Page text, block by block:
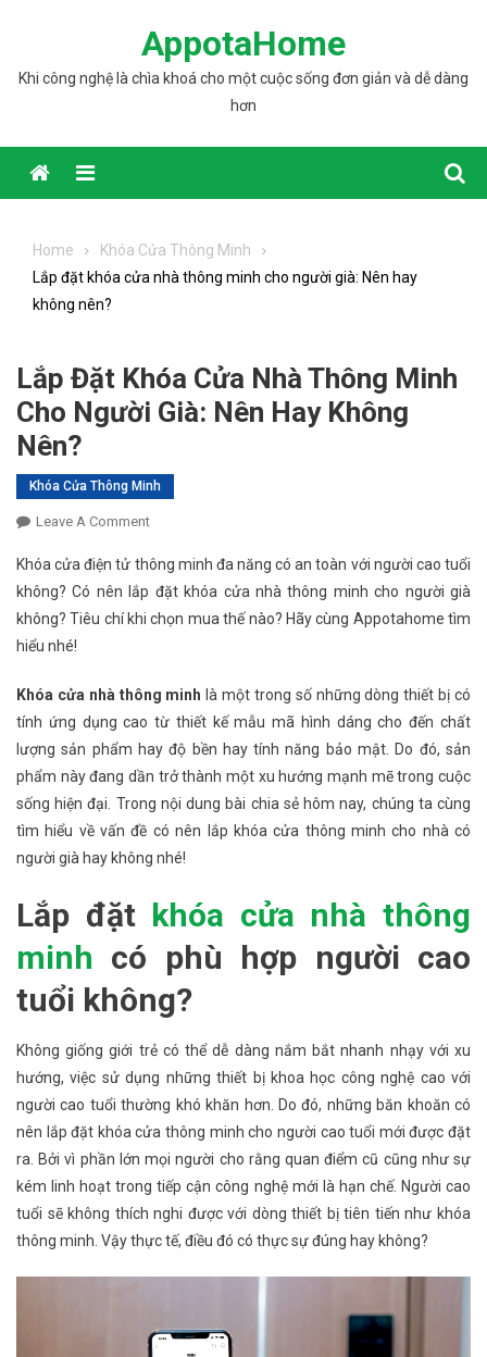
AppotaHome
Khi công nghệ là chìa khoá cho một cuộc sống đơn giản và dễ dàng
hơn
Home
Khóa Cửa Thông Minh
Lắp đặt khóa cửa nhà thông minh cho người già: Nên hay
không nên?
Lắp Đặt Khóa Cửa Nhà Thông Minh
Cho Người Già: Nên Hay Không
Nên?
Khóa Cửa Thông Minh
Leave A Comment
Khóa cửa điện tử thông minh đa năng có an toàn với người cao tuổi
không? Có nên lắp đặt khóa cửa nhà thông minh cho người già
không? Tiêu chí khi chọn mua thế nào? Hãy cùng Appotahome tìm
hiểu nhé!
Khóa cửa nhà thông minh là một trong số những dòng thiết bị có
tính ứng dụng cao từ thiết kế mẫu mã hình dáng cho đến chất
lượng sản phẩm hay độ bền hay tính năng bảo mật. Do đó, sản
phẩm này đang dần trở thành một xu hướng mạnh mẽ trong cuộc
sống hiện đại. Trong nội dung bài chia sẻ hôm nay, chúng ta cùng
tìm hiểu về vấn đề có nên lắp khóa cửa thông minh cho nhà có
người già hay không nhé!
Lắp đặt khóa cửa nhà thông
minh có phù hợp người cao
tuổi không?
Không giống giới trẻ có thể dễ dàng nắm bắt nhanh nhạy với xu
hướng, việc sử dụng những thiết bị khoa học công nghệ cao với
người cao tuổi thường khó khăn hơn. Do đó, những băn khoăn có
nên lắp đặt khóa cửa thông minh cho người cao tuổi mới được đặt
ra. Bởi vì phần lớn mọi người cho rằng quan điểm cũ cũng như sự
kém linh hoạt trong tiếp cận công nghệ mới là hạn chế. Người cao
tuổi sẽ không thích nghi được với dòng thiết bị tiên tiến như khóa
thông minh. Vậy thực tế, điều đó có thực sự đúng hay không?